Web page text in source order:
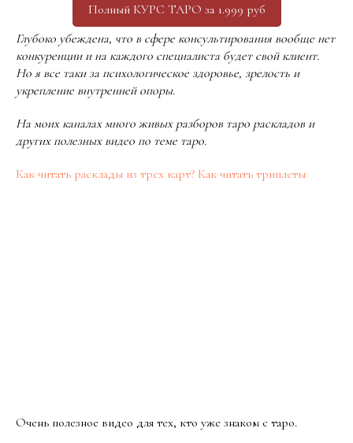
Полный КУРС ТАРО за 1.999 руб
Глубоко убеждена, что в сфере консультирования вообще нет
конкуренции и на каждого специалиста будет свой клиент.
Но я все таки за психологическое здоровье, зрелость и
укрепление внутренней опоры.
На моих каналах много живых разборов таро раскладов и
других полезных видео по теме таро.
Как читать расклады из трех карт? Как читать триплеты
Очень полезное видео для тех, кто уже знаком с таро.